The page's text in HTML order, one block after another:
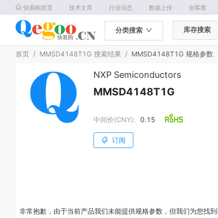
快易购首页 技术文库 行业动态 数据上传 创客窝
分类搜索 库存搜索
首页 / MMSD4148T1G 搜索结果 / MMSD4148T1G 规格参数
NXP Semiconductors
MMSD4148T1G
中间价(CNY): 0.15
订阅
非常抱歉，由于当前产品我们未能提供规格参数，但我们为您找